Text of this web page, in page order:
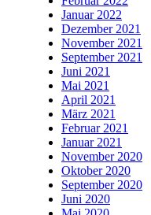
Januar 2022
Dezember 2021
November 2021
September 2021
Juni 2021
Mai 2021
April 2021
März 2021
Februar 2021
Januar 2021
November 2020
Oktober 2020
September 2020
Juni 2020